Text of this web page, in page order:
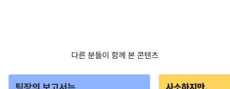
다른 분들이 함께 본 콘텐츠